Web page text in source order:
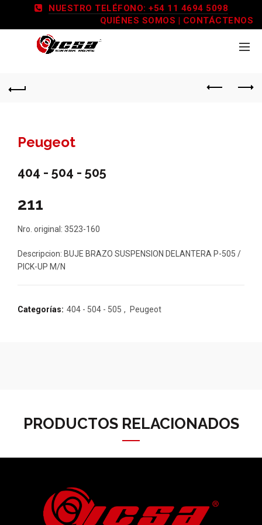
NUESTRO TELÉFONO: +54 11 4694 5098
QUIÉNES SOMOS | CONTÁCTENOS
Peugeot
404 - 504 - 505
211
Nro. original: 3523-160
Descripcion: BUJE BRAZO SUSPENSION DELANTERA P-505 /
PICK-UP M/N
Categorías: 404 - 504 - 505 , Peugeot
PRODUCTOS RELACIONADOS